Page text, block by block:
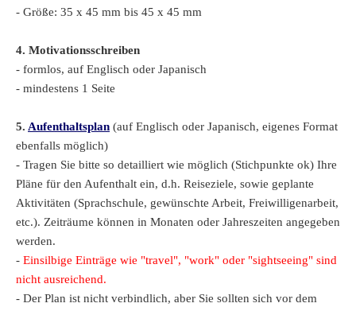
- Größe: 35 x 45 mm bis 45 x 45 mm
4. Motivationsschreiben
- formlos, auf Englisch oder Japanisch
- mindestens 1 Seite
5. Aufenthaltsplan (auf Englisch oder Japanisch, eigenes Format
ebenfalls möglich)
- Tragen Sie bitte so detailliert wie möglich (Stichpunkte ok) Ihre
Pläne für den Aufenthalt ein, d.h. Reiseziele, sowie geplante
Aktivitäten (Sprachschule, gewünschte Arbeit, Freiwilligenarbeit,
etc.). Zeiträume können in Monaten oder Jahreszeiten angegeben
werden.
- Einsilbige Einträge wie "travel", "work" oder "sightseeing" sind
nicht ausreichend.
- Der Plan ist nicht verbindlich, aber Sie sollten sich vor dem